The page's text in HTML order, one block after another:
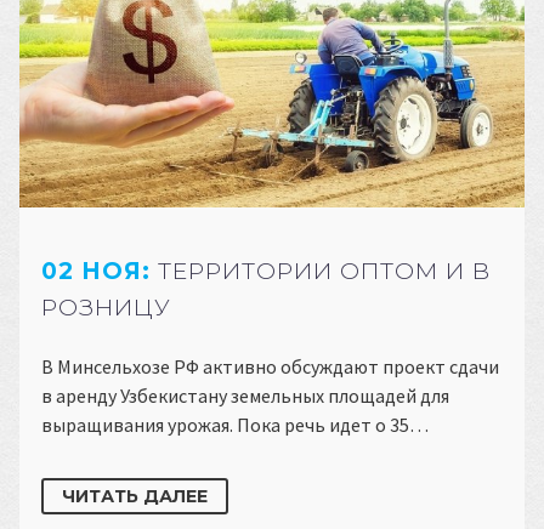
02 НОЯ: ТЕРРИТОРИИ ОПТОМ И В
РОЗНИЦУ
В Минсельхозе РФ активно обсуждают проект сдачи
в аренду Узбекистану земельных площадей для
выращивания урожая. Пока речь идет о 35…
ЧИТАТЬ ДАЛЕЕ